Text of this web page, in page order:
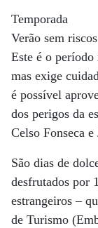
Temporada
Verão sem riscos
Este é o período
mas exige
é possível
dos perigos da
Celso Fonseca
São dias de
desfrutados por
estrangeiros –
de Turismo